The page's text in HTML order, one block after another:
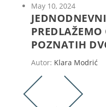
May 10, 2024
POZNATIH
Autor: Klara Modrić